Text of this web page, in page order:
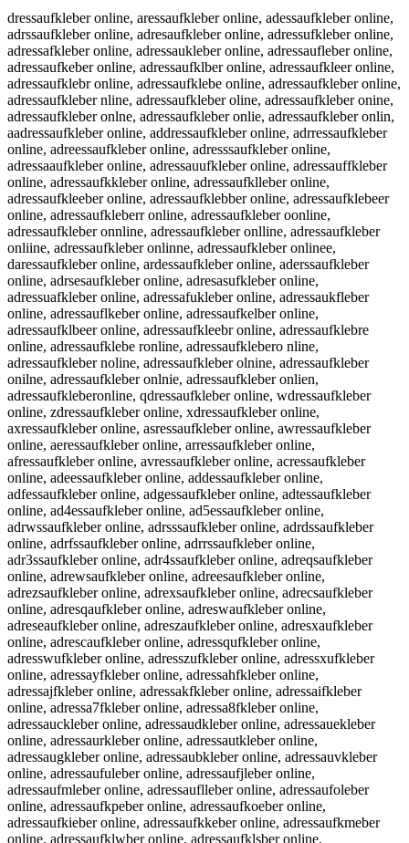
dressaufkleber online, aressaufkleber online, adessaufkleber online, adrssaufkleber online, adresaufkleber online, adressufkleber online, adressafkleber online, adressaukleber online, adressaufleber online, adressaufkeber online, adressaufklber online, adressaufkleer online, adressaufklebr online, adressaufklebe online, adressaufkleber online, adressaufkleber nline, adressaufkleber oline, adressaufkleber onine, adressaufkleber onlne, adressaufkleber onlie, adressaufkleber onlin, aadressaufkleber online, addressaufkleber online, adrressaufkleber online, adreessaufkleber online, adresssaufkleber online, adressaaufkleber online, adressauufkleber online, adressauffkleber online, adressaufkkleber online, adressaufklleber online, adressaufkleeber online, adressaufklebber online, adressaufklebeer online, adressaufkleberr online, adressaufkleber oonline, adressaufkleber onnline, adressaufkleber onlline, adressaufkleber onliine, adressaufkleber onlinne, adressaufkleber onlinee, daressaufkleber online, ardessaufkleber online, aderssaufkleber online, adrsesaufkleber online, adresasufkleber online, adressuafkleber online, adressafukleber online, adressaukfleber online, adressauflkeber online, adressaufkelber online, adressaufklbeer online, adressaufkleebr online, adressaufklebre online, adressaufklebe ronline, adressaufklebero nline, adressaufkleber noline, adressaufkleber olnine, adressaufkleber onilne, adressaufkleber onlnie, adressaufkleber onlien, adressaufkleberonline, qdressaufkleber online, wdressaufkleber online, zdressaufkleber online, xdressaufkleber online, axressaufkleber online, asressaufkleber online, awressaufkleber online, aeressaufkleber online, arressaufkleber online, afressaufkleber online, avressaufkleber online, acressaufkleber online, adeessaufkleber online, addessaufkleber online, adfessaufkleber online, adgessaufkleber online, adtessaufkleber online, ad4essaufkleber online, ad5essaufkleber online, adrwssaufkleber online, adrsssaufkleber online, adrdssaufkleber online, adrfssaufkleber online, adrrssaufkleber online, adr3ssaufkleber online, adr4ssaufkleber online, adreqsaufkleber online, adrewsaufkleber online, adreesaufkleber online, adrezsaufkleber online, adrexsaufkleber online, adrecsaufkleber online, adresqaufkleber online, adreswaufkleber online, adreseaufkleber online, adreszaufkleber online, adresxaufkleber online, adrescaufkleber online, adressqufkleber online, adresswufkleber online, adresszufkleber online, adressxufkleber online, adressayfkleber online, adressahfkleber online, adressajfkleber online, adressakfkleber online, adressaifkleber online, adressa7fkleber online, adressa8fkleber online, adressauckleber online, adressaudkleber online, adressauekleber online, adressaurkleber online, adressautkleber online, adressaugkleber online, adressaubkleber online, adressauvkleber online, adressaufuleber online, adressaufjleber online, adressaufmleber online, adressauflleber online, adressaufoleber online, adressaufkpeber online, adressaufkoeber online, adressaufkieber online, adressaufkkeber online, adressaufkmeber online, adressaufklwber online, adressaufklsber online, adressaufkldber online, adressaufklfber online, adressaufklrber online, adressaufkl3ber online, adressaufkl4ber online, adressaufkle er online, adressaufklever online, adressaufklefer online, adressaufkleger online, adressaufkleher online, adressaufklener online, adressaufklebwr online, adressaufklebsr online, adressaufklebdr online, adressaufklebfr online, adressaufklebrr online, adressaufkleb3r online, adressaufkleb4r online, adressaufklebee online, adressaufklebed online, adressaufklebef online, adressaufklebeg online, adressaufklebet online, adressaufklebe4 online, adressaufklebe5 online, adressaufkleber inline, adressaufkleber knline, adressaufkleber lnline, adressaufkleber pnline, adressaufkleber 9nline, adressaufkleber 0nline, adressaufkleber o line, adressaufkleber obline, adressaufkleber ogline, adressaufkleber ohline, adressaufkleber ojline, adressaufkleber omline, adressaufkleber onpine, adressaufkleber onoine, adressaufkleber oniine, adressaufkleber onkine, adressaufkleber onmine, adressaufkleber onlune, adressaufkleber onljne, adressaufkleber onlkne, adressaufkleber onllne, adressaufkleber onlone, adressaufkleber onl8ne, adressaufkleber onl9ne, adressaufkleber onli e, adressaufkleber onlibe, adressaufkleber onlige, adressaufkleber onlihe, adressaufkleber onlije, adressaufkleber onlime, adressaufkleber onlinw, adressaufkleber onlins, adressaufkleber onlind, adressaufkleber onlinf, adressaufkleber onlinr, adressaufkleber onlin3, adressaufkleber onlin4, qadressaufkleber online, aqdressaufkleber online, wadressaufkleber online, awdressaufkleber online, zadressaufkleber online, azdressaufkleber online, xadressaufkleber online, axdressaufkleber online, adxressaufkleber online, asdressaufkleber online, adsressaufkleber online, adwressaufkleber online, aedressaufkleber online, aderessaufkleber online, ardressaufkleber online, afdressaufkleber online, adfressaufkleber online, avdressaufkleber online, advressaufkleber online, acdressaufkleber online, adcressaufkleber online, adrdessaufkleber online, adrfessaufkleber online, adgressaufkleber online, adrgessaufkleber online, adtressaufkleber online, adrtessaufkleber online, ad4ressaufkleber online, adr4essaufkleber online, ad5ressaufkleber online, adr5essaufkleber online, adrwessaufkleber online, adrewssaufkleber online, adrsessaufkleber online, adredssaufkleber online, adrefssaufkleber online, adrerssaufkleber online, adr3essaufkleber online, adre3ssaufkleber online, adre4ssaufkleber online, adreqssaufkleber online, adresqsaufkleber online, adreswsaufkleber online, adresesaufkleber online, adrezssaufkleber online, adreszsaufkleber online, adrexssaufkleber online, adresxsaufkleber online, adrecssaufkleber online, adrescsaufkleber online, adressqaufkleber online, adresswaufkleber online, adresseaufkleber online, adresszaufkleber online, adressxaufkleber online, adresscaufkleber online, adressaqufkleber online, adressawufkleber online, adressazufkleber online, adressaxufkleber online, adressayufkleber online, adressauyfkleber online, adressahufkleber online, adressauhfkleber online, adressajufkleber online, adressaujfkleber online, adressakufkleber online, adressaukfkleber online, adressaiufkleber online, adressauifkleber online, adressa7ufkleber online, adressau7fkleber online, adressa8ufkleber online, adressau8fkleber online, adressaucfkleber online, adressaufckleber online, adressaudfkleber online, adressaufdkleber online, adressauefkleber online, adressaufekleber online, adressaurfkleber online, adressaufrkleber online, adressautfkleber online, adressauftkleber online, adressaugfkleber online, adressaufgkleber online, adressaubfkleber online, adressaufbkleber online, adressauvfkleber online, adressaufvkleber online, adressaufukleber online, adressaufkuleber online, adressaufjkleber online, adressaufkjleber online, adressaufmkleber online, adressaufkmleber online, adressauflkleber online, adressaufokleber online, adressaufkoleber online, adressaufkpleber online, adressaufklpeber online, adressaufkloeber online, adressaufkileber online, adressaufklieber online, adressaufklkeber online, adressaufklmeber online, adressaufklweber online, adressaufklewber online, adressaufklseber online, adressaufklesber online, adressaufkldeber online, adressaufkledber online, adressaufklfeber online, adressaufklefber online, adressaufklreber online, adressaufklerber online, adressaufkl3eber online, adressaufkle3ber online, adressaufkl4eber online, adressaufkle4ber online, adressaufkle ber online, adressaufkleb er online, adressaufklevber online, adressaufklebver online, adressaufklebfer online, adressaufklegber online, adressaufklebger online, adressaufklehber online, adressaufklebher online, adressaufklenber online, adressaufklebner online, adressaufklebwer online, adressaufklebewr online, adressaufklebser online, adressaufklebesr online, adressaufklebder online, adressaufklebedr online, adressaufklebefr online, adressaufklebrer online, adressaufkleb3er online, adressaufklebe3r online, adressaufkleb4er online, adressaufklebe4r online, adressaufklebere online, adressaufkleberd online, adressaufkleberf online, adressaufklebegr online, adressaufkleberg online, adressaufklebetr online, adressaufklebert online, adressaufkleber4 online, adressaufklebe5r online, adressaufkleber5 online, adressaufkleber ionline, adressaufkleber oinline, adressaufkleber konline, adressaufkleber oknline, adressaufkleber lonline, adressaufkleber olnline, adressaufkleber ponline, adressaufkleber opnline, adressaufkleber 9online, adressaufkleber o9nline, adressaufkleber 0online, adressaufkleber o0nline, adressaufkleber o nline, adressaufkleber on line, adressaufkleber obnline, adressaufkleber onbline, adressaufkleber ognline, adressaufkleber ongline, adressaufkleber ohnline, adressaufkleber onhline, adressaufkleber ojnline, adressaufkleber onjline, adressaufkleber omnline, adressaufkleber onmline, adressaufkleber onpline, adressaufkleber onlpine, adressaufkleber onoline, adressaufkleber onloine, adressaufkleber oniline, adressaufkleber onkline, adressaufkleber onlkine, adressaufkleber onlmine, adressaufkleber onluine, adressaufkleber onliune, adressaufkleber onljine, adressaufkleber onlijne, adressaufkleber onlikne, adressaufkleber onlilne, adressaufkleber onlione, adressaufkleber onl8ine, adressaufkleber onli8ne, adressaufkleber onl9ine, adressaufkleber onli9ne, adressaufkleber onli ne, adressaufkleber onlin e, adressaufkleber onlibne, adressaufkleber onlinbe, adressaufkleber onligne, adressaufkleber onlinge, adressaufkleber onlihne, adressaufkleber onlinhe, adressaufkleber onlinje, adressaufkleber onlimne, adressaufkleber onlinme, adressaufkleber onlinwe, adressaufkleber onlinew, adressaufkleber onlinse, adressaufkleber onlines, adressaufkleber onlinde, adressaufkleber onlined, adressaufkleber onlinfe, adressaufkleber o